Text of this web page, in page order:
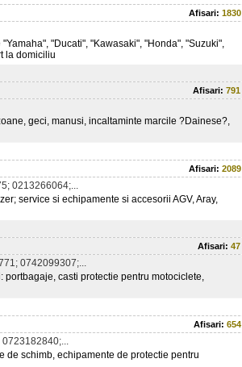
Afisari: 1830
"Ducati", "Kawasaki", "Honda", "Suzuki",
la domiciliu
Afisari: 791
geci, manusi, incaltaminte marcile ?Dainese?,
Afisari: 2089
0213266064;...
service si echipamente si accesorii AGV, Aray,
Afisari: 47
0742099307;...
casti protectie pentru motociclete,
Afisari: 654
de schimb, echipamente de protectie pentru